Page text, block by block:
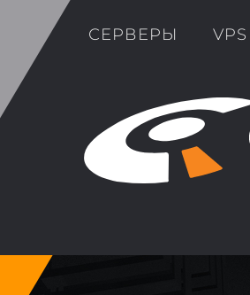
СЕРВЕРЫ VPS